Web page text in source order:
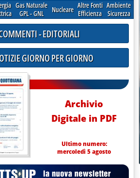
Gas Naturale
GPL - GNL
Nucleare Altre Fonti
Efficienza
Ambiente
Sicurezza
- EDITORIALI
GIORNO PER GIORNO
Archivio
Digitale in PDF
Ultimo numero:
mercoledì 5 agosto